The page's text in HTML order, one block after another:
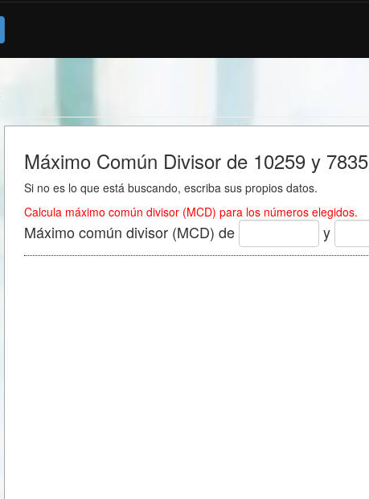
Máximo Común Divisor de 10259 y 7835
Si no es lo que está buscando, escriba sus propios datos.
Calcula máximo común divisor (MCD) para los números elegidos.
Máximo común divisor (MCD) de y